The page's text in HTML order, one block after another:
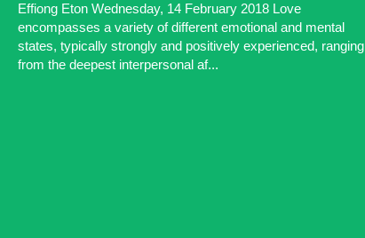
Effiong Eton Wednesday, 14 February 2018 Love
encompasses a variety of different emotional and mental
states, typically strongly and positively experienced, ranging
from the deepest interpersonal af...